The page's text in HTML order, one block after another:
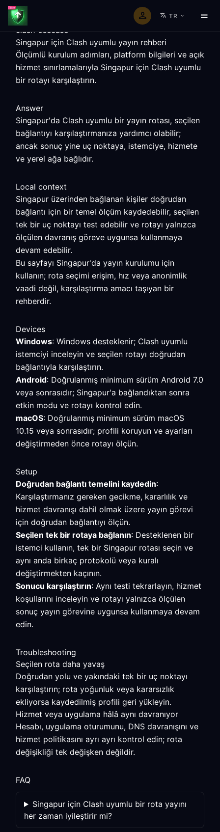
TR
clash-usecase
Singapur için Clash uyumlu yayın rehberi
Ölçümlü kurulum adımları, platform bilgileri ve açık
hizmet sınırlamalarıyla Singapur için Clash uyumlu
bir rotayı karşılaştırın.
Answer
Singapur'da Clash uyumlu bir yayın rotası, seçilen
bağlantıyı karşılaştırmanıza yardımcı olabilir;
ancak sonuç yine uç noktaya, istemciye, hizmete
ve yerel ağa bağlıdır.
Local context
Singapur üzerinden bağlanan kişiler doğrudan
bağlantı için bir temel ölçüm kaydedebilir, seçilen
tek bir uç noktayı test edebilir ve rotayı yalnızca
ölçülen davranış göreve uygunsa kullanmaya
devam edebilir.
Bu sayfayı Singapur'da yayın kurulumu için
kullanın; rota seçimi erişim, hız veya anonimlik
vaadi değil, karşılaştırma amacı taşıyan bir
rehberdir.
Devices
Windows: Windows desteklenir; Clash uyumlu
istemciyi inceleyin ve seçilen rotayı doğrudan
bağlantıyla karşılaştırın.
Android: Doğrulanmış minimum sürüm Android 7.0
veya sonrasıdır; Singapur'a bağlandıktan sonra
etkin modu ve rotayı kontrol edin.
macOS: Doğrulanmış minimum sürüm macOS
10.15 veya sonrasıdır; profili koruyun ve ayarları
değiştirmeden önce rotayı ölçün.
Setup
Doğrudan bağlantı temelini kaydedin:
Karşılaştırmanız gereken gecikme, kararlılık ve
hizmet davranışı dahil olmak üzere yayın görevi
için doğrudan bağlantıyı ölçün.
Seçilen tek bir rotaya bağlanın: Desteklenen bir
istemci kullanın, tek bir Singapur rotası seçin ve
aynı anda birkaç protokolü veya kuralı
değiştirmekten kaçının.
Sonucu karşılaştırın: Aynı testi tekrarlayın, hizmet
koşullarını inceleyin ve rotayı yalnızca ölçülen
sonuç yayın görevine uygunsa kullanmaya devam
edin.
Troubleshooting
Seçilen rota daha yavaş
Doğrudan yolu ve yakındaki tek bir uç noktayı
karşılaştırın; rota yoğunluk veya kararsızlık
ekliyorsa kaydedilmiş profili geri yükleyin.
Hizmet veya uygulama hâlâ aynı davranıyor
Hesabı, uygulama oturumunu, DNS davranışını ve
hizmet politikasını ayrı ayrı kontrol edin; rota
değişikliği tek değişken değildir.
FAQ
Singapur için Clash uyumlu bir rota yayını
her zaman iyileştirir mi?